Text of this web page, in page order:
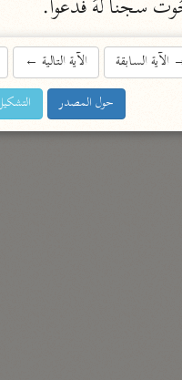
نحو ٨
سجنا لَهُ فدعوا.
الآية السابقة الآية التالية ←
حول المصدر